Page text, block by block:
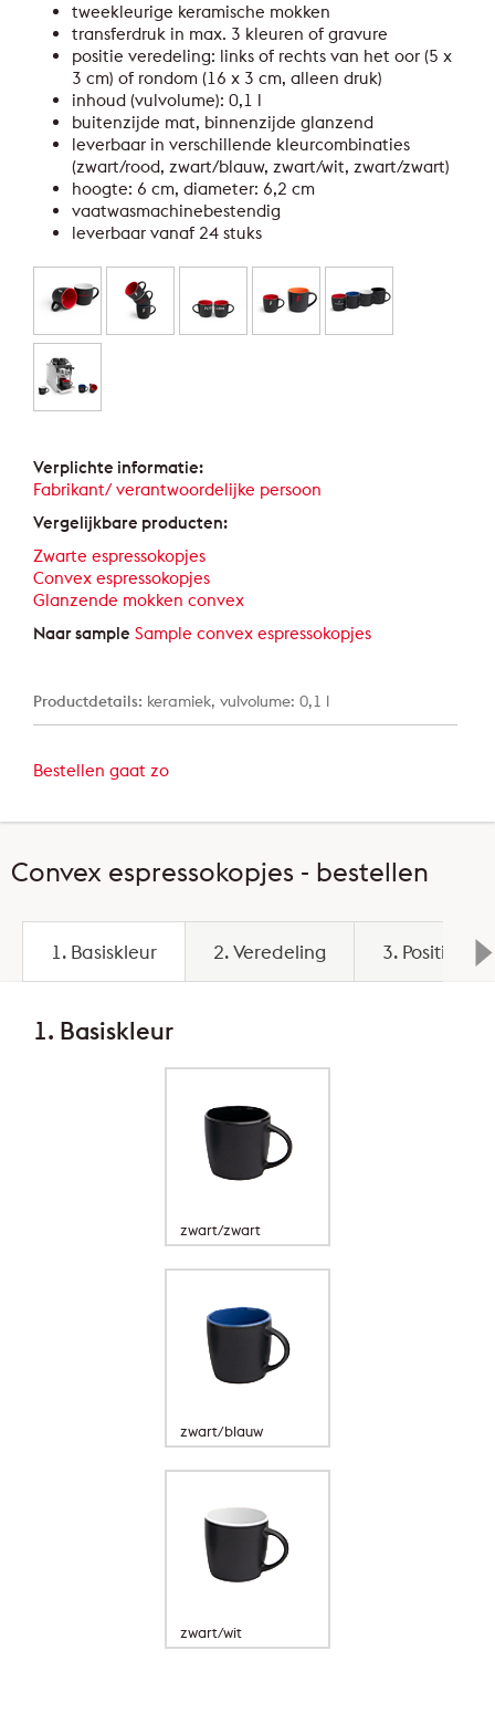
tweekleurige keramische mokken
transferdruk in max. 3 kleuren of gravure
positie veredeling: links of rechts van het oor (5 x
3 cm) of rondom (16 x 3 cm, alleen druk)
inhoud (vulvolume): 0,1 l
buitenzijde mat, binnenzijde glanzend
leverbaar in verschillende kleurcombinaties
(zwart/rood, zwart/blauw, zwart/wit, zwart/zwart)
hoogte: 6 cm, diameter: 6,2 cm
vaatwasmachinebestendig
leverbaar vanaf 24 stuks
Verplichte informatie:
Fabrikant/ verantwoordelijke persoon
Vergelijkbare producten:
Zwarte espressokopjes
Convex espressokopjes
Glanzende mokken convex
Naar sample Sample convex espressokopjes
Productdetails: keramiek, vulvolume: 0,1 l
Bestellen gaat zo
Convex espressokopjes - bestellen
1. Basiskleur 2. Veredeling 3. Positie
1. Basiskleur
zwart/zwart
zwart/blauw
zwart/wit